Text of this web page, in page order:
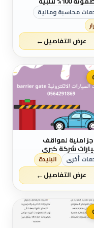
محاسبة ومالية
عرض التفاصيل←
امنية لمواقف
شركة كبري
في التركيب
بالمملكة العربية
أخرى البليدة
عرض التفاصيل←